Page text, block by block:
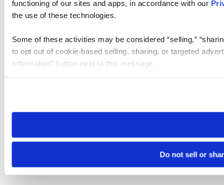
functioning of our sites and apps, in accordance with our
the use of these technologies.
Some of these activities may be considered “selling,”
to opt out of cookie-based selling, sharing, or targeted
Information” button next to this message.
need to be set again.
Do not sell or